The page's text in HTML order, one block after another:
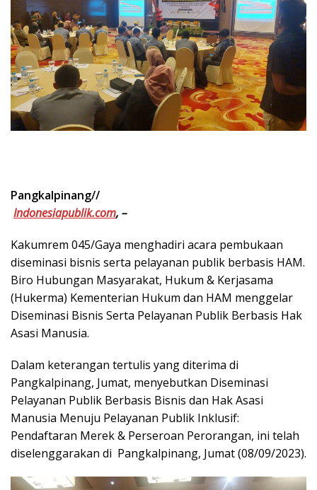
Pangkalpinang//
Indonesiapublik.com, –
Kakumrem 045/Gaya menghadiri acara pembukaan
diseminasi bisnis serta pelayanan publik berbasis HAM.
Biro Hubungan Masyarakat, Hukum & Kerjasama
(Hukerma) Kementerian Hukum dan HAM menggelar
Diseminasi Bisnis Serta Pelayanan Publik Berbasis Hak
Asasi Manusia.
Dalam keterangan tertulis yang diterima di
Pangkalpinang, Jumat, menyebutkan Diseminasi
Pelayanan Publik Berbasis Bisnis dan Hak Asasi
Manusia Menuju Pelayanan Publik Inklusif:
Pendaftaran Merek & Perseroan Perorangan, ini telah
diselenggarakan di Pangkalpinang, Jumat (08/09/2023).